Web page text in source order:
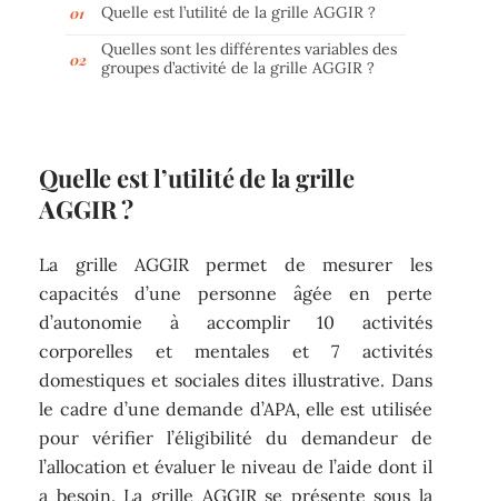
Quelle est l’utilité de la grille AGGIR ?
Quelles sont les différentes variables des
groupes d’activité de la grille AGGIR ?
Quelle est l’utilité de la grille
AGGIR ?
La grille AGGIR permet de mesurer les
capacités d’une personne âgée en perte
d’autonomie à accomplir 10 activités
corporelles et mentales et 7 activités
domestiques et sociales dites illustrative. Dans
le cadre d’une demande d’APA, elle est utilisée
pour vérifier l’éligibilité du demandeur de
l’allocation et évaluer le niveau de l’aide dont il
a besoin. La grille AGGIR se présente sous la